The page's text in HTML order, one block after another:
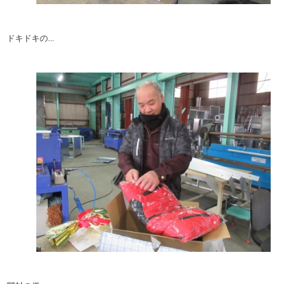
ドキドキの...